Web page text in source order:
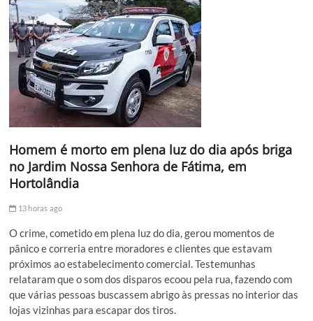
Homem é morto em plena luz do dia após briga
no Jardim Nossa Senhora de Fátima, em
Hortolândia
13 horas ago
O crime, cometido em plena luz do dia, gerou momentos de
pânico e correria entre moradores e clientes que estavam
próximos ao estabelecimento comercial. Testemunhas
relataram que o som dos disparos ecoou pela rua, fazendo com
que várias pessoas buscassem abrigo às pressas no interior das
lojas vizinhas para escapar dos tiros.